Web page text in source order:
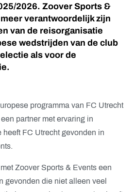
2026. Zoover Sports &
verantwoordelijk zijn
van de reisorganisatie
wedstrijden van de club
als voor de
programma van FC Utrecht
partner met ervaring in
FC Utrecht gevonden in
Zoover Sports & Events een
gevonden die niet alleen veel